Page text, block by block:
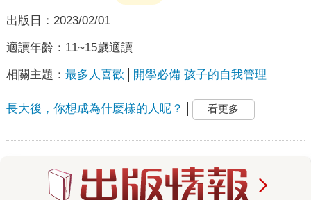
出版日： 2023/02/01
適讀年齡： 11~15歲適讀
相關主題： 最多人喜歡 開學必備 孩子的自我管理
長大後，你想成為什麼樣的人呢？ 看更多